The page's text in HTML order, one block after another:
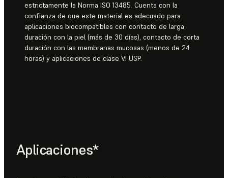
estrictamente la Norma ISO 13485. Cuenta con la
confianza de que este material es adecuado para
aplicaciones biocompatibles con contacto de larga
duración con la piel (más de 30 días), contacto de corta
duración con las membranas mucosas (menos de 24
horas) y aplicaciones de clase VI USP.
Aplicaciones*